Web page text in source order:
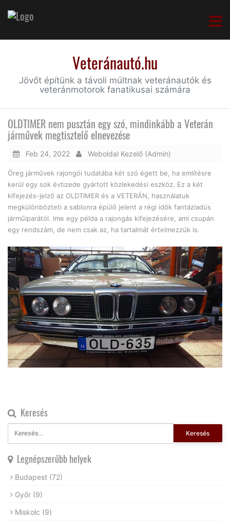
Veteránautó.hu
Jövőt építünk a távoli múltnak veteránautók és
veteránmotorok fanatikusai számára
OLDTIMER nem pusztán egy szó, mindinkább a Veterán
járművek megtisztelő elnevezése
Feb 24, 2022 Weboldal Kezelő (Admin)
Öreg járművek rajongói tudatába két szó égett be, ha említésre
kerül egy sok évtizede gyártott közlekedési eszköz. Ez a két
kifejezés-jelző az OLDTIMER és a VETERÁN, használatuk
megkülönbözteti a sablonra épülő jelent a régi idők fantáziadús
járműiparától. Ime egy példa a rajongás kifejezésére, ami csupán
egy rendszám, de nem csak az, ha tartalmát értelmezzük is.
Keresés
Keresés
Legnépszerűbb helyek
Budapest (72)
Győr (9)
Miskolc (9)